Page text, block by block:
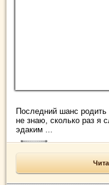
Последний шанс
не знаю, сколько раз я
эдаким ...